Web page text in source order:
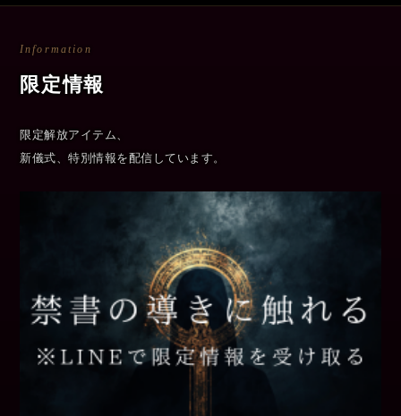
Information
限定情報
限定解放アイテム、
新儀式、特別情報を配信しています。